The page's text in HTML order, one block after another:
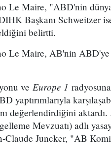
Le Maire, "ABD'nin
Başkanı Schweitzer
belirtti.
Le Maire, AB'nin
ve Europe 1
yaptırımlarıyla
değerlendirdiğini
Mevzuatı) adlı
Claude Juncker, "AB